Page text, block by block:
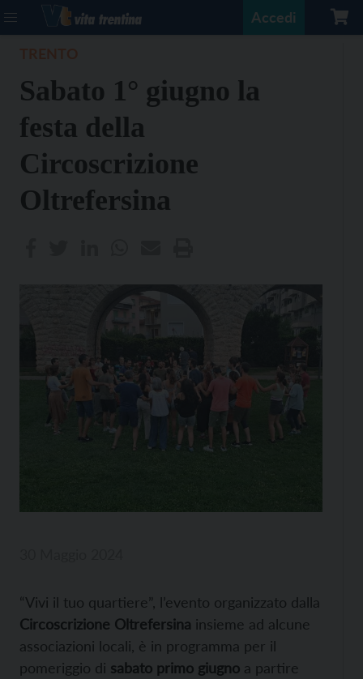
Accedi
Sabato 1° giugno la
festa della
Circoscrizione
Oltrefersina
“Vivi il tuo quartiere”, l’evento organizzato dalla
Circoscrizione Oltrefersina insieme ad alcune
associazioni locali, è in programma per il
pomeriggio di sabato primo giugno a partire